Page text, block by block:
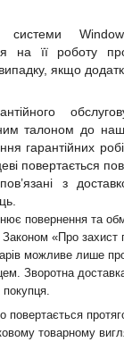
системи
на її роботу
якщо
талоном до
гарантійних
повертається
з
повернення та
Законом «Про захист
можливе лише
Зворотна
повертається
товарному